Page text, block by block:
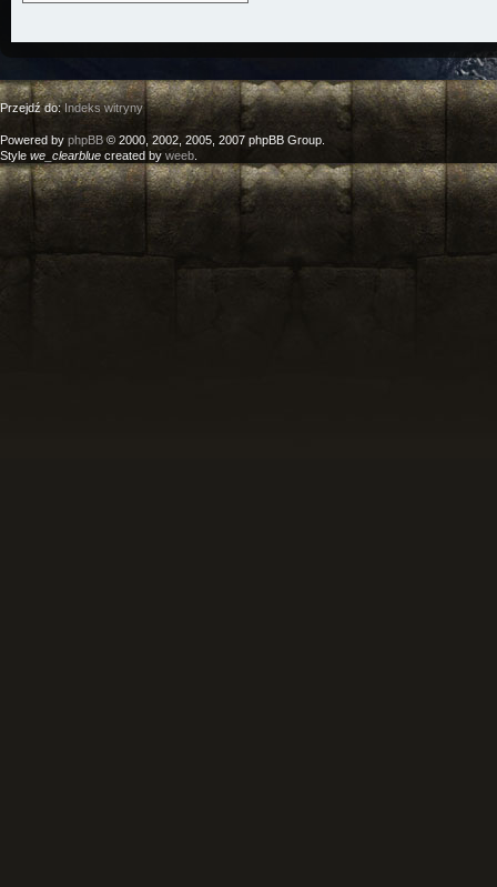
Przejdź do:Indeks witryny
Powered by phpBB © 2000, 2002, 2005, 2007 phpBB Group.
Style we_clearblue created by weeb